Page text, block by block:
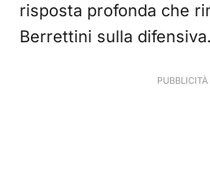
risposta profonda che
Berrettini sulla difensiva.